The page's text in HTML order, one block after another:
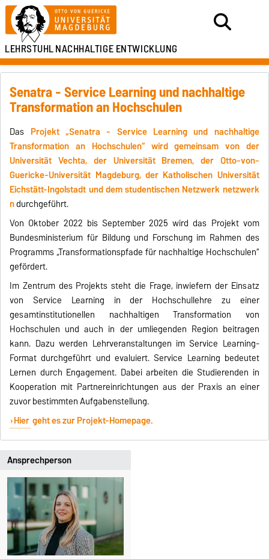
LEHRSTUHLNACHHALTIGE ENTWICKLUNG
Senatra - Service Learning und nachhaltige
Transformation an Hochschulen
Das Projekt „Senatra - Service Learning und nachhaltige
Transformation an Hochschulen“ wird gemeinsam von der
Universität Vechta, der Universität Bremen, der Otto-von-
Guericke-Universität Magdeburg, der Katholischen Universität
Eichstätt-Ingolstadt und dem studentischen Netzwerk netzwerk
ndurchgeführt.
Von Oktober 2022 bis September 2025 wird das Projekt vom
Bundesministerium für Bildung und Forschung im Rahmen des
Programms „Transformationspfade für nachhaltige Hochschulen“
gefördert.
Im Zentrum des Projekts steht die Frage, inwiefern der Einsatz
von Service Learning in der Hochschullehre zu einer
gesamtinstitutionellen nachhaltigen Transformation von
Hochschulen und auch in der umliegenden Region beitragen
kann. Dazu werden Lehrveranstaltungen im Service Learning-
Format durchgeführt und evaluiert. Service Learning bedeutet
Lernen durch Engagement. Dabei arbeiten die Studierenden in
Kooperation mit Partnereinrichtungen aus der Praxis an einer
zuvor bestimmten Aufgabenstellung.
Hier geht es zur Projekt-Homepage.
Ansprechperson